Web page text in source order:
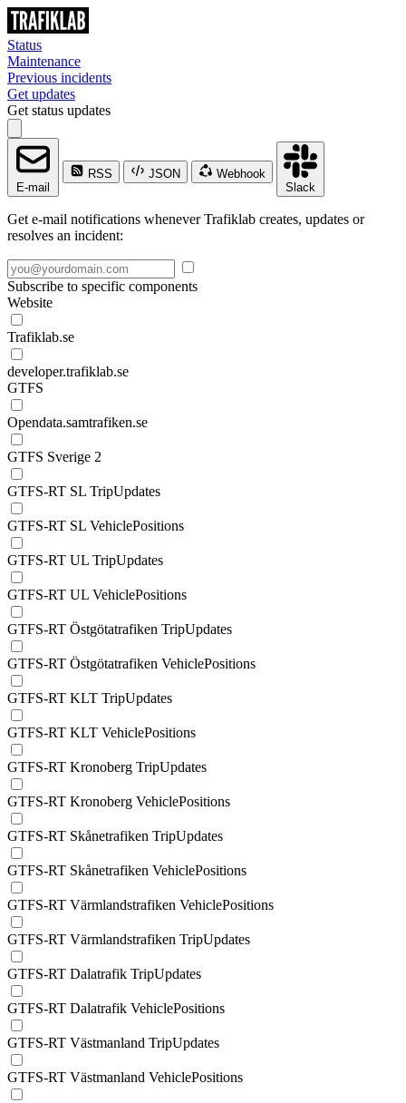
Status
Maintenance
Previous incidents
Get updates
Get status updates
E-mail
RSS JSON
Webhook
Slack
Get e-mail notifications whenever Trafiklab creates, updates or
resolves an incident:
Subscribe to specific components
Website
Trafiklab.se
developer.trafiklab.se
GTFS
Opendata.samtrafiken.se
GTFS Sverige 2
GTFS-RT SL TripUpdates
GTFS-RT SL VehiclePositions
GTFS-RT UL TripUpdates
GTFS-RT UL VehiclePositions
GTFS-RT Östgötatrafiken TripUpdates
GTFS-RT Östgötatrafiken VehiclePositions
GTFS-RT KLT TripUpdates
GTFS-RT KLT VehiclePositions
GTFS-RT Kronoberg TripUpdates
GTFS-RT Kronoberg VehiclePositions
GTFS-RT Skånetrafiken TripUpdates
GTFS-RT Skånetrafiken VehiclePositions
GTFS-RT Värmlandstrafiken VehiclePositions
GTFS-RT Värmlandstrafiken TripUpdates
GTFS-RT Dalatrafik TripUpdates
GTFS-RT Dalatrafik VehiclePositions
GTFS-RT Västmanland TripUpdates
GTFS-RT Västmanland VehiclePositions